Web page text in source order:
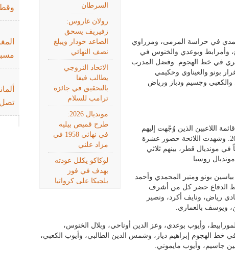
السرطان
رولان غاروس:
زفيريف يسحق
الصاعد خودار ويبلغ
نصف النهائي
الاتحاد النروجي
يطالب فيفا
بالتحقيق في جائزة
ترامب للسلام
مونديال 2026:
طرح قميص بيليه
في نهائي 1958 في
مزاد علني
لوكاكو يكلل عودته
بهدف في فوز
بلجيكا على كرواتيا
في حراسة المرمى، ومزراوي
وأمرابط وبوعدي والخنوس في
في خط الهجوم. وفضل المدرب
بونو والعيناوي وحكيمي
وجسيم ودباز ورياض
اللاعبين الذين وُجّهت إليهم
الدعوة للمشاركة في نهائيات كأس العالم 2026. وشهدت اللائحة حضور عشرة
في مونديال قطر، بينهم ثلاثي
روسيا.
ويتعلق الأمر بياسين بونو ومنير المحمدي وأحمد
الدفاع حضر كل من أشرف
رياض، ونايف أكرد، ونصير
ويوسف بالعماري.
وأيوب بوعدي، وعز الدين أوناحي، وبلال الخنوس،
خط الهجوم إبراهيم دياز، وشمس الدين الطالبي، وأيوب الكعبي،
جاسيم، وأيوب مايموني.